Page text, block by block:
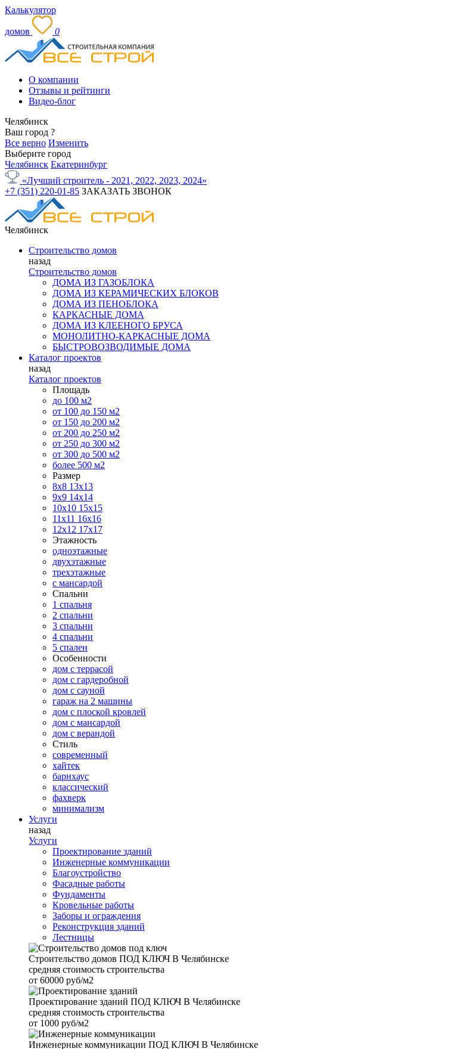
Калькулятор
домов 0
О компании
Отзывы и рейтинги
Видео-блог
Челябинск
Ваш город ?
Все верно Изменить
Выберите город
Челябинск Екатеринбург
«Лучший строитель - 2021, 2022, 2023, 2024»
+7 (351) 220-01-85 ЗАКАЗАТЬ ЗВОНОК
Челябинск
Строительство домов
назад
Строительство домов
ДОМА ИЗ ГАЗОБЛОКА
ДОМА ИЗ КЕРАМИЧЕСКИХ БЛОКОВ
ДОМА ИЗ ПЕНОБЛОКА
КАРКАСНЫЕ ДОМА
ДОМА ИЗ КЛЕЕНОГО БРУСА
МОНОЛИТНО-КАРКАСНЫЕ ДОМА
БЫСТРОВОЗВОДИМЫЕ ДОМА
Каталог проектов
назад
Каталог проектов
Площадь
до 100 м2
от 100 до 150 м2
от 150 до 200 м2
от 200 до 250 м2
от 250 до 300 м2
от 300 до 500 м2
более 500 м2
Размер
8х8 13х13
9х9 14х14
10х10 15х15
11x11 16х16
12х12 17х17
Этажность
одноэтажные
двухэтажные
трехэтажные
с мансардой
Спальни
1 спальня
2 спальни
3 спальни
4 спальни
5 спален
Особенности
дом с террасой
дом с гардеробной
дом с сауной
гараж на 2 машины
дом с плоской кровлей
дом с мансардой
дом с верандой
Стиль
современный
хайтек
барнхаус
классический
фахверк
минимализм
Услуги
назад
Услуги
Проектирование зданий
Инженерные коммуникации
Благоустройство
Фасадные работы
Фундаменты
Кровельные работы
Заборы и ограждения
Реконструкция зданий
Лестницы
Строительство домов ПОД КЛЮЧ В Челябинске
средняя стоимость строительства
от 60000 руб/м2
Проектирование зданий ПОД КЛЮЧ В Челябинске
средняя стоимость строительства
от 1000 руб/м2
Инженерные коммуникации ПОД КЛЮЧ В Челябинске